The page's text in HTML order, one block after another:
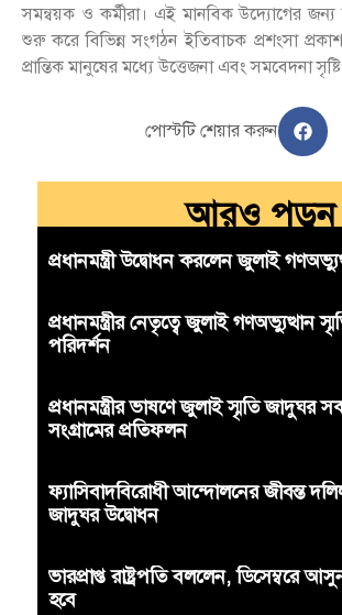
সমন্বয়ক ও কর্মীরা। এই মানবিক উদ্যোগের জন্য
শুরু করে বিভিন্ন সংগঠন ইতিবাচক প্রশংসা
প্রান্তিক মানুষের মধ্যে উত্তেজনা এবং সমবেদনা
পোস্টটি শেয়ার করুন
আরও পড়ুন
প্রধানমন্ত্রী উদ্বোধন করলেন জুলাই
প্রধানমন্ত্রীর নেতৃত্বে জুলাই গণঅভ্যুত্থান
পরিদর্শন
প্রধানমন্ত্রীর ভাষণে জুলাই স্মৃতি জাদুঘর
সংগ্রামের প্রতিফলন
ফ্যাসিবাদবিরোধী আন্দোলনের জীবন্ত
জাদুঘর উদ্বোধন
ভারপ্রাপ্ত রাষ্ট্রপতি বললেন, ডিসেম্বরে
হবে